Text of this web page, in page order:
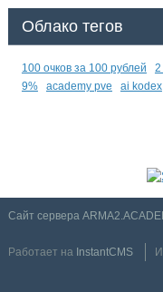
Облако тегов
100 очков за 100 рублей 2
9%
academy pve ai kodex
Сайт сервера
Работает на InstantCMS